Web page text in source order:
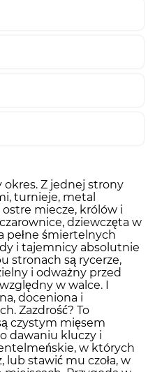
Z jednej strony
turnieje, metal
miecze, królów i
dziewczęta w
pełne śmiertelnych
i tajemnicy absolutnie
stronach są rycerze,
i odważny przed
w walce. I
doceniona i
Zazdrość? To
czystym mięsem
dawaniu kluczy i
w których
lub stawić mu czoła, w